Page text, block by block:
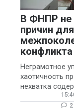
В ФНПР не
причин для
Неграмотное
хаотичность
нехватка
обратной
руководителя 2